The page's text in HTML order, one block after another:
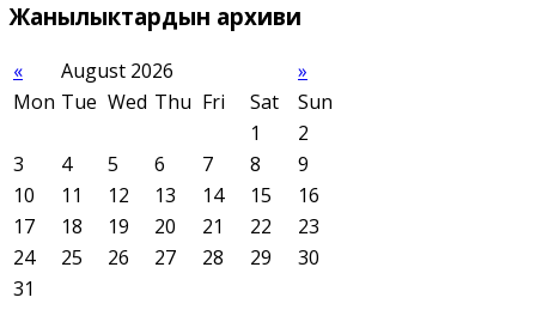
Жанылыктардын архиви
« August 2026
»
Mon Tue Wed Thu Fri Sat
Sun
1
2
3
4 5 6 7 8
9
10
11 12 13 14 15
16
17
18 19 20 21 22
23
24
25 26 27 28 29
30
31